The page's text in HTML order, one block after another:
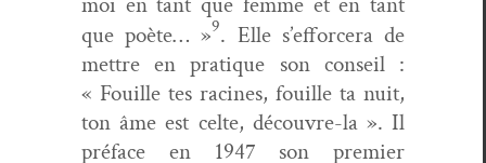
que poète… »9. Elle s’efforcera de
met­tre en pra­tique son con­seil :
« Fouille tes racines, fouille ta nuit,
ton âme est celte, décou­vre-la ». Il
pré­face en 1947 son pre­mier